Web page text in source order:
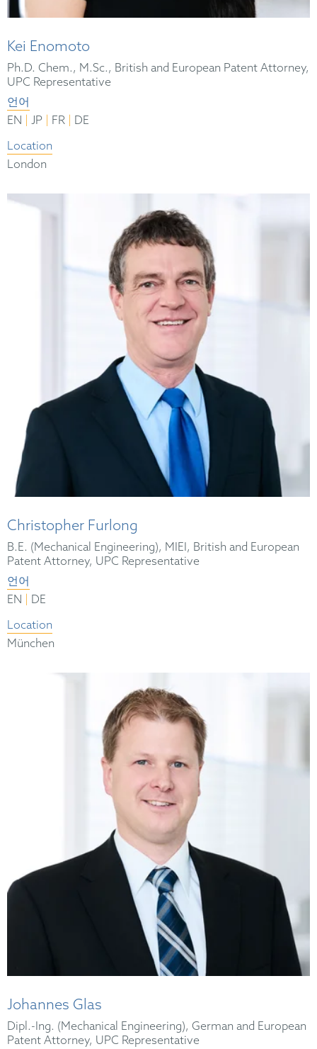
Kei Enomoto
Ph.D. Chem., M.Sc., British and European Patent Attorney,
UPC Representative
언어
EN
JP FR
DE
Location
London
Christopher Furlong
B.E. (Mechanical Engineering), MIEI, British and European
Patent Attorney, UPC Representative
언어
EN
DE
Location
München
Johannes Glas
Dipl.-Ing. (Mechanical Engineering), German and European
Patent Attorney, UPC Representative